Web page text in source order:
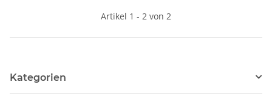
Artikel 1 - 2 von 2
Kategorien